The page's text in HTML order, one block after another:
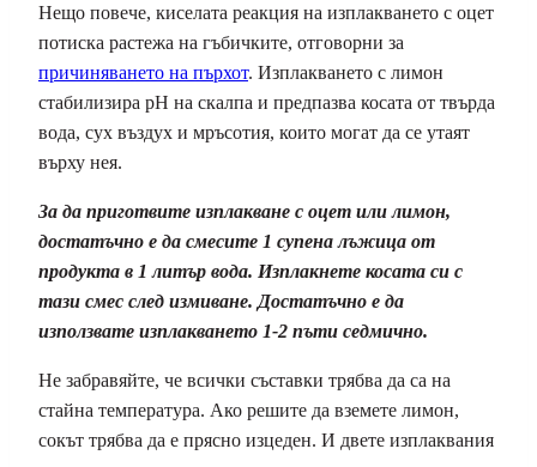
Нещо повече, киселата реакция на изплакването с оцет
потиска растежа на гъбичките, отговорни за
причиняването на пърхот. Изплакването с лимон
стабилизира pH на скалпа и предпазва косата от твърда
вода, сух въздух и мръсотия, които могат да се утаят
върху нея.
За да приготвите изплакване с оцет или лимон,
достатъчно е да смесите 1 супена лъжица от
продукта в 1 литър вода. Изплакнете косата си с
тази смес след измиване. Достатъчно е да
използвате изплакването 1-2 пъти седмично.
Не забравяйте, че всички съставки трябва да са на
стайна температура. Ако решите да вземете лимон,
сокът трябва да е прясно изцеден. И двете изплаквания